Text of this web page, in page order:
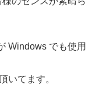
Windows でも使用
いてます。